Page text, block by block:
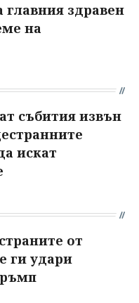
главния здравен
на
събития извън
искат
от
ги удари